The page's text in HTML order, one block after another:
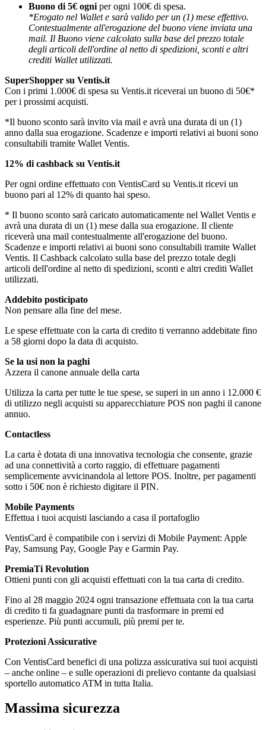
Buono di 5€ ogni per ogni 100€ di spesa.
*Erogato nel Wallet e sarà valido per un (1) mese effettivo.
Contestualmente all'erogazione del buono viene inviata una
mail. Il Buono viene calcolato sulla base del prezzo totale
degli articoli dell'ordine al netto di spedizioni, sconti e altri
crediti Wallet utilizzati.
SuperShopper su Ventis.it
Con i primi 1.000€ di spesa su Ventis.it riceverai un buono di 50€*
per i prossimi acquisti.
*Il buono sconto sarà invito via mail e avrà una durata di un (1)
anno dalla sua erogazione. Scadenze e importi relativi ai buoni sono
consultabili tramite Wallet Ventis.
12% di cashback su Ventis.it
Per ogni ordine effettuato con VentisCard su Ventis.it ricevi un
buono pari al 12% di quanto hai speso.
* Il buono sconto sarà caricato automaticamente nel Wallet Ventis e
avrà una durata di un (1) mese dalla sua erogazione. Il cliente
riceverà una mail contestualmente all'erogazione del buono.
Scadenze e importi relativi ai buoni sono consultabili tramite Wallet
Ventis. Il Cashback calcolato sulla base del prezzo totale degli
articoli dell'ordine al netto di spedizioni, sconti e altri crediti Wallet
utilizzati.
Addebito posticipato
Non pensare alla fine del mese.
Le spese effettuate con la carta di credito ti verranno addebitate fino
a 58 giorni dopo la data di acquisto.
Se la usi non la paghi
Azzera il canone annuale della carta
Utilizza la carta per tutte le tue spese, se superi in un anno i 12.000 €
di utilizzo negli acquisti su apparecchiature POS non paghi il canone
annuo.
Contactless
La carta è dotata di una innovativa tecnologia che consente, grazie
ad una connettività a corto raggio, di effettuare pagamenti
semplicemente avvicinandola al lettore POS. Inoltre, per pagamenti
sotto i 50€ non è richiesto digitare il PIN.
Mobile Payments
Effettua i tuoi acquisti lasciando a casa il portafoglio
VentisCard è compatibile con i servizi di Mobile Payment: Apple
Pay, Samsung Pay, Google Pay e Garmin Pay.
PremiaTi Revolution
Ottieni punti con gli acquisti effettuati con la tua carta di credito.
Fino al 28 maggio 2024 ogni transazione effettuata con la tua carta
di credito ti fa guadagnare punti da trasformare in premi ed
esperienze. Più punti accumuli, più premi per te.
Protezioni Assicurative
Con VentisCard benefici di una polizza assicurativa sui tuoi acquisti
– anche online – e sulle operazioni di prelievo contante da qualsiasi
sportello automatico ATM in tutta Italia.
Massima sicurezza